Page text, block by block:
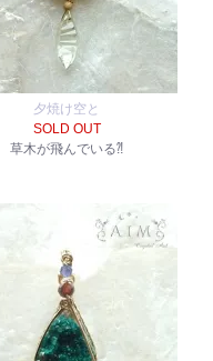
夕焼け空と
SOLD OUT
草木が飛んでいる⁈